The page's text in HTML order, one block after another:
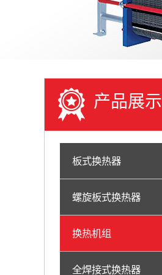
产品展示
板式换热器
螺旋板式换热器
换热机组
全焊接式换热器